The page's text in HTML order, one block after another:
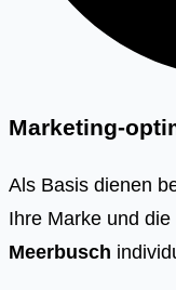
Marketing-
Als Basis dienen
Ihre Marke und
Meerbusch